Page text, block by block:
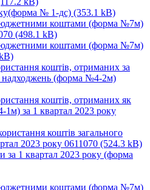
№ 1-дс) (353.1 kB)
бюджетними коштами (форма №7м)
(498.1 kB)
бюджетними коштами (форма №7м)
коштів, отриманих за
(форма №4-2м)
коштів, отриманих як
за 1 квартал 2023 року
коштів загального
2023 року 0611070 (524.3 kB)
за 1 квартал 2023 року (форма
бюджетними коштами (форма №7м)